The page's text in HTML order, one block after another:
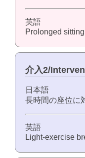
英語
Prolonged sitting
介入2/
日本語
長時間の座位に
英語
Light-exercise